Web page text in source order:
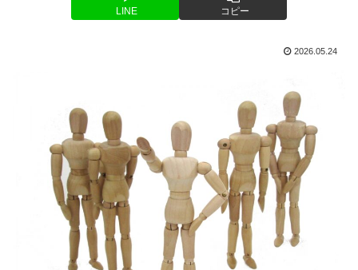
LINE コピー
2026.05.24